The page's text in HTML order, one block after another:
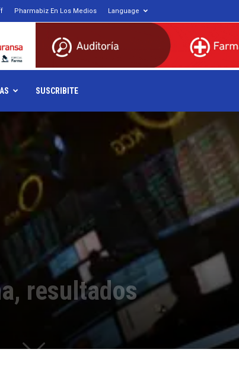
Pharmabiz En Los Medios Language
SUSCRIBITE
resultados